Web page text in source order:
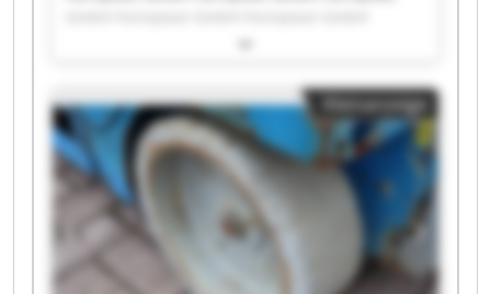
Formplast GmbH Formplast GmbH Formplast
Formplast GmbH Formplast GmbH Formplast
GmbH Formplast GmbH Formplast GmbH
Formplast GmbH Formplast GmbH Formplast
GmbH Formplast GmbH Formplast GmbH
Kleinanzeige